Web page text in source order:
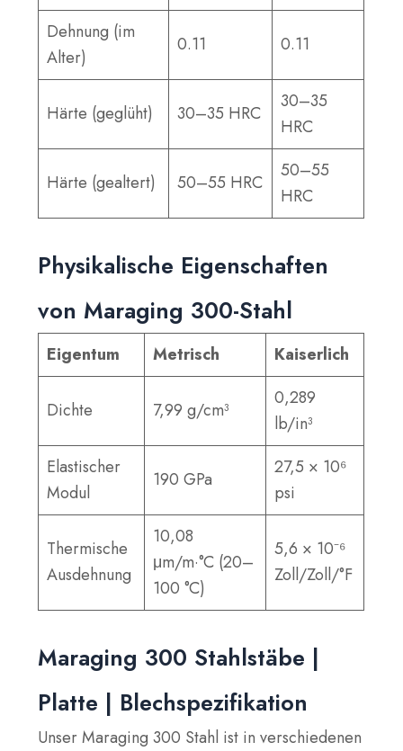
Dehnung (im
Alter)
0.11 0.11
Härte (geglüht) 30–35 HRC
30–35
HRC
Härte (gealtert) 50–55 HRC
50–55
HRC
Physikalische Eigenschaften
von Maraging 300-Stahl
Eigentum Metrisch Kaiserlich
Dichte 7,99 g/cm³
0,289
lb/in³
Elastischer
Modul
190 GPa
27,5 × 10⁶
psi
Thermische
Ausdehnung
10,08
μm/m·°C (20–
100 °C)
5,6 × 10⁻⁶
Zoll/Zoll/°F
Maraging 300 Stahlstäbe |
Platte | Blechspezifikation
Unser Maraging 300 Stahl ist in verschiedenen